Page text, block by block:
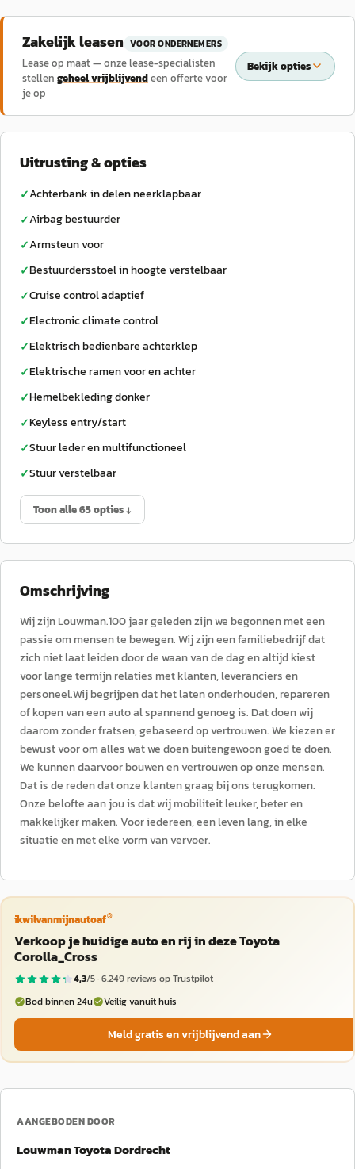
Zakelijk leasen VOOR ONDERNEMERS
Lease op maat — onze lease-specialisten
stellen geheel vrijblijvendeen offerte voor
je op
Bekijk opties
Uitrusting & opties
✓Achterbank in delen neerklapbaar
✓Airbag bestuurder
✓Armsteun voor
✓Bestuurdersstoel in hoogte verstelbaar
✓Cruise control adaptief
✓Electronic climate control
✓Elektrisch bedienbare achterklep
✓Elektrische ramen voor en achter
✓Hemelbekleding donker
✓Keyless entry/start
✓Stuur leder en multifunctioneel
✓Stuur verstelbaar
Toon alle 65 opties ↓
Omschrijving
Wij zijn Louwman.100 jaar geleden zijn we begonnen met een
passie om mensen te bewegen. Wij zijn een familiebedrijf dat
zich niet laat leiden door de waan van de dag en altijd kiest
voor lange termijn relaties met klanten, leveranciers en
personeel.Wij begrijpen dat het laten onderhouden, repareren
of kopen van een auto al spannend genoeg is. Dat doen wij
daarom zonder fratsen, gebaseerd op vertrouwen. We kiezen er
bewust voor om alles wat we doen buitengewoon goed te doen.
We kunnen daarvoor bouwen en vertrouwen op onze mensen.
Dat is de reden dat onze klanten graag bij ons terugkomen.
Onze belofte aan jou is dat wij mobiliteit leuker, beter en
makkelijker maken. Voor iedereen, een leven lang, in elke
situatie en met elke vorm van vervoer.
ikwilvanmijnautoaf®
Verkoop je huidige auto en rij in deze Toyota
Corolla_Cross
4,3/5 ·6.249reviews op Trustpilot
Bod binnen 24u
Veilig vanuit huis
Meld gratis en vrijblijvend aan
AANGEBODEN DOOR
Louwman Toyota Dordrecht